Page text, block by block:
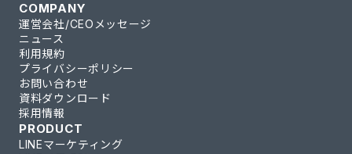
COMPANY
運営会社/CEOメッセージ
ニュース
利用規約
プライバシーポリシー
お問い合わせ
資料ダウンロード
採用情報
PRODUCT
LINEマーケティング